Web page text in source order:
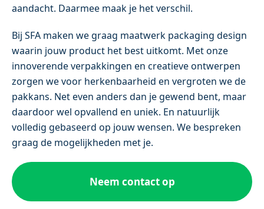
aandacht. Daarmee maak je het verschil.
Bij SFA maken we graag maatwerk packaging design
waarin jouw product het best uitkomt. Met onze
innoverende verpakkingen en creatieve ontwerpen
zorgen we voor herkenbaarheid en vergroten we de
pakkans. Net even anders dan je gewend bent, maar
daardoor wel opvallend en uniek. En natuurlijk
volledig gebaseerd op jouw wensen. We bespreken
graag de mogelijkheden met je.
Neem contact op